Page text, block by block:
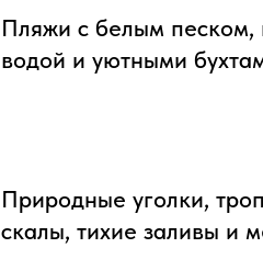
Пляжи с белым песком,
водой и уютными
Природные уголки,
скалы, тихие заливы и